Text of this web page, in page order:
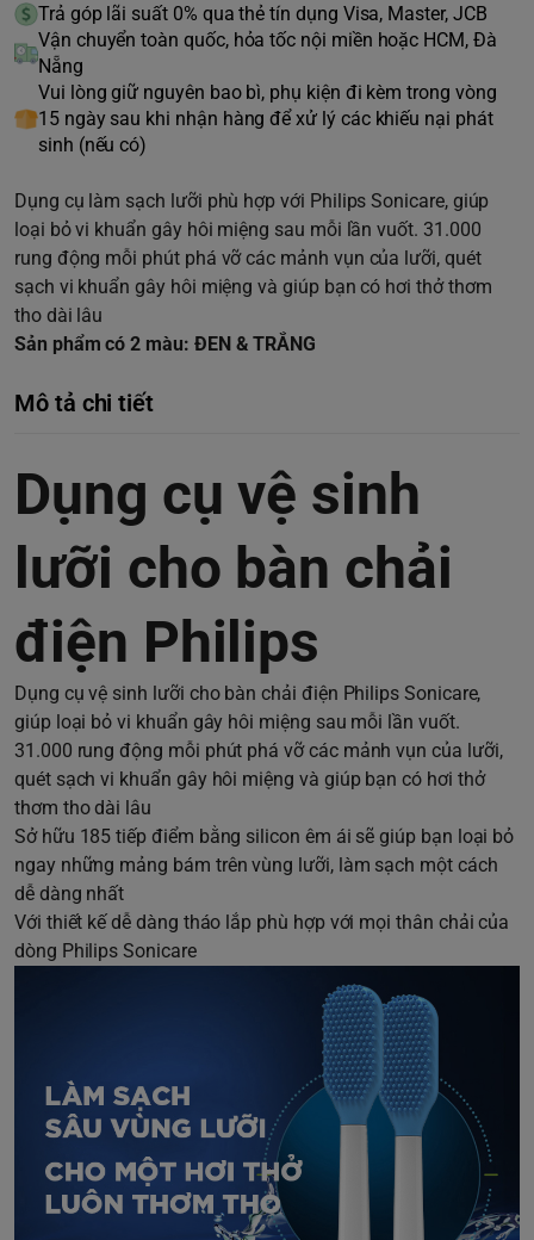
Trả góp lãi suất 0% qua thẻ tín dụng Visa, Master, JCB
Vận chuyển toàn quốc, hỏa tốc nội miền hoặc HCM, Đà
Nẵng
Vui lòng giữ nguyên bao bì, phụ kiện đi kèm trong vòng
15 ngày sau khi nhận hàng để xử lý các khiếu nại phát
sinh (nếu có)
Dụng cụ làm sạch lưỡi phù hợp với Philips Sonicare, giúp
loại bỏ vi khuẩn gây hôi miệng sau mỗi lần vuốt. 31.000
rung động mỗi phút phá vỡ các mảnh vụn của lưỡi, quét
sạch vi khuẩn gây hôi miệng và giúp bạn có hơi thở thơm
tho dài lâu
Sản phẩm có 2 màu: ĐEN & TRẮNG
Mô tả chi tiết
Dụng cụ vệ sinh
lưỡi cho bàn chải
điện Philips
Dụng cụ vệ sinh lưỡi cho bàn chải điện Philips Sonicare,
giúp loại bỏ vi khuẩn gây hôi miệng sau mỗi lần vuốt.
31.000 rung động mỗi phút phá vỡ các mảnh vụn của lưỡi,
quét sạch vi khuẩn gây hôi miệng và giúp bạn có hơi thở
thơm tho dài lâu
Sở hữu 185 tiếp điểm bằng silicon êm ái sẽ giúp bạn loại bỏ
ngay những mảng bám trên vùng lưỡi, làm sạch một cách
dễ dàng nhất
Với thiết kế dễ dàng tháo lắp phù hợp với mọi thân chải của
dòng Philips Sonicare